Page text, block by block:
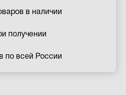
в наличии
получении
по всей России